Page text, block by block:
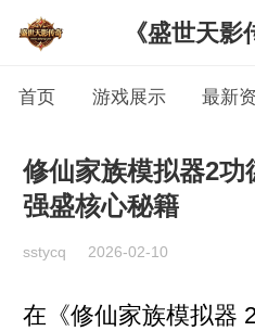
《盛世天影
首页 游戏展示 最新
修仙家族模拟器2
强盛核心秘籍
sstycq 2026-02-10
在《修仙家族模拟器